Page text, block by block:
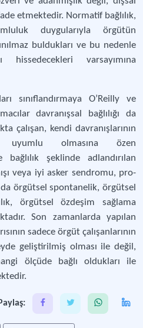
etmektedir. Normatif bağlılık,
duygularıyla örgütün
buldukları ve bu nedenle
varsayımına
sınıflandırmaya O’Reilly ve
davranışsal bağlılığı da
çalışan, kendi davranışlarının
uyumlu olmasına özen
şeklinde adlandırılan
veya iyi asker sendromu, pro-
örgütsel spontanelik, örgütsel
örgütsel özdeşim sağlama
Son zamanlarda yapılan
sadece örgüt çalışanlarının
geliştirilmiş olması ile değil,
ölçüde bağlı oldukları ile
Paylaş: